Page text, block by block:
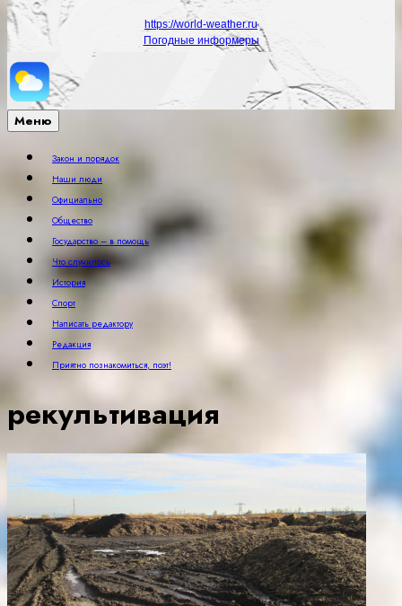
https://world-weather.ru
Погодные информеры
Меню
Закон и порядок
Наши люди
Официально
Общество
Государство – в помощь
Что случилось
История
Спорт
Написать редактору
Редакция
Приятно познакомиться, поэт!
рекультивация